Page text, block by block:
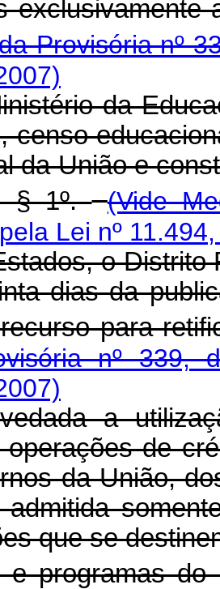
Provisória nº
da
censo
da União e
§ 1º. (Vide
Lei nº
o
dias da
para
nº 339,
a
de
da União,
admitida
que se
e programas